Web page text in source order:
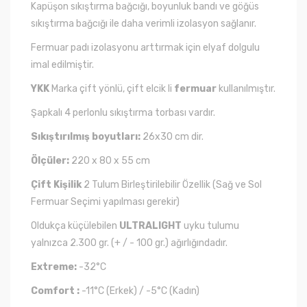
Kapüşon sıkıştırma bağcığı, boyunluk bandı ve göğüs
sıkıştırma bağcığı ile daha verimli izolasyon sağlanır.
Fermuar padı izolasyonu arttırmak için elyaf dolgulu
imal edilmiştir.
YKK Marka çift yönlü, çift elcik li fermuar kullanılmıştır.
Şapkalı 4 perlonlu sıkıştırma torbası vardır.
Sıkıştırılmış boyutları: 26x30 cm dir.
Ölçüler: 220 x 80 x 55 cm
Çift Kişilik 2 Tulum Birleştirilebilir Özellik (Sağ ve Sol
Fermuar Seçimi yapılması gerekir)
Oldukça küçülebilen ULTRALIGHT uyku tulumu
yalnızca 2.300 gr. (+ / - 100 gr.) ağırlığındadır.
Extreme: -32°C
Comfort : -11°C (Erkek) / -5°C (Kadın)